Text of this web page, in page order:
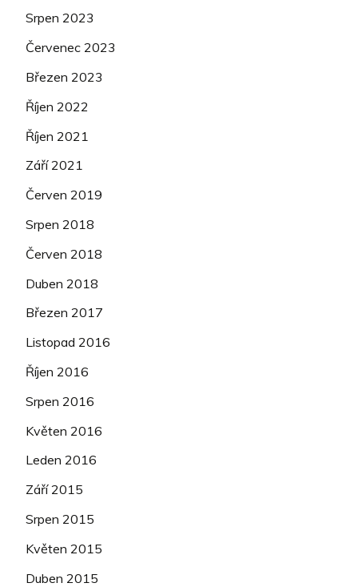
Srpen 2023
Červenec 2023
Březen 2023
Říjen 2022
Říjen 2021
Září 2021
Červen 2019
Srpen 2018
Červen 2018
Duben 2018
Březen 2017
Listopad 2016
Říjen 2016
Srpen 2016
Květen 2016
Leden 2016
Září 2015
Srpen 2015
Květen 2015
Duben 2015